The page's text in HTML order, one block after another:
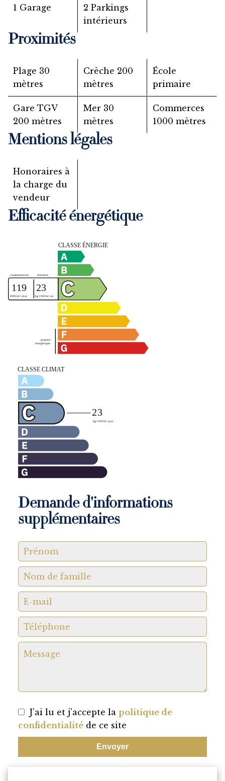
1 Garage
2 Parkings
intérieurs
Proximités
Plage 30
mètres
Crèche 200
mètres
École
primaire
Gare TGV
200 mètres
Mer 30
mètres
Commerces
1000 mètres
Mentions légales
Honoraires à
la charge du
vendeur
Efficacité énergétique
Demande d'informations
supplémentaires
J’ai lu et j'accepte la politique de
confidentialité de ce site
Envoyer